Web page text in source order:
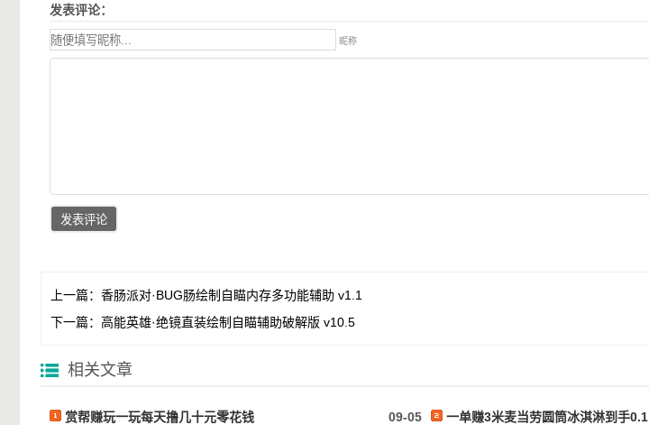
发表评论：
昵称
上一篇： 香肠派对·BUG肠绘制自瞄内存多功能辅助 v1.1
下一篇： 高能英雄·绝镜直装绘制自瞄辅助破解版 v10.5
相关文章
赏帮赚玩一玩每天撸几十元零花钱 09-05 一单赚3米麦当劳圆筒冰淇淋到手0.1